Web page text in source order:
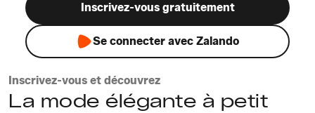
Inscrivez-vous gratuitement
Se connecter avec Zalando
Inscrivez-vous et découvrez
La mode élégante à petit